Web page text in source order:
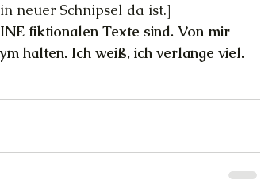
neuer Schnipsel da ist.]
fiktionalen Texte sind. Von mir
halten. Ich weiß, ich verlange viel.